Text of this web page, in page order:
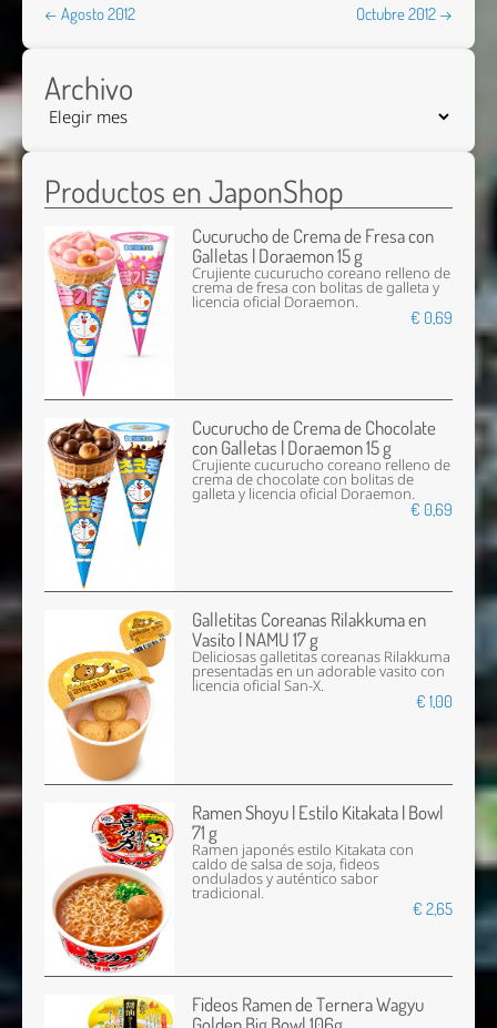
← Agosto 2012 Octubre 2012 →
Archivo
Productos en JaponShop
Cucurucho de Crema de Fresa con
Galletas | Doraemon 15 g
Crujiente cucurucho coreano relleno de
crema de fresa con bolitas de galleta y
licencia oficial Doraemon.
€ 0,69
Cucurucho de Crema de Chocolate
con Galletas | Doraemon 15 g
Crujiente cucurucho coreano relleno de
crema de chocolate con bolitas de
galleta y licencia oficial Doraemon.
€ 0,69
Galletitas Coreanas Rilakkuma en
Vasito | NAMU 17 g
Deliciosas galletitas coreanas Rilakkuma
presentadas en un adorable vasito con
licencia oficial San-X.
€ 1,00
Ramen Shoyu | Estilo Kitakata | Bowl
71 g
Ramen japonés estilo Kitakata con
caldo de salsa de soja, fideos
ondulados y auténtico sabor
tradicional.
€ 2,65
Fideos Ramen de Ternera Wagyu